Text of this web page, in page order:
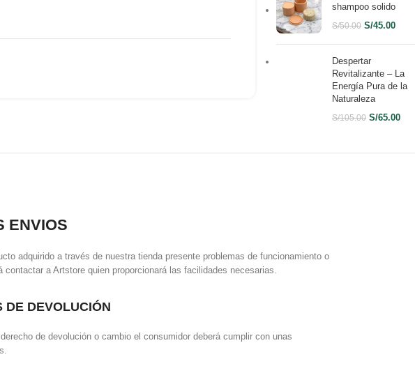
shampoo solido
S/50.00 S/45.00
Despertar
Revitalizante – La
Energía Pura de la
Naturaleza
S/105.00 S/65.00
ENVIOS
adquirido a través de nuestra tienda presente problemas de funcionamiento o
contactar a Artstore quien proporcionará las facilidades necesarias.
DE DEVOLUCIÓN
de devolución o cambio el consumidor deberá cumplir con unas